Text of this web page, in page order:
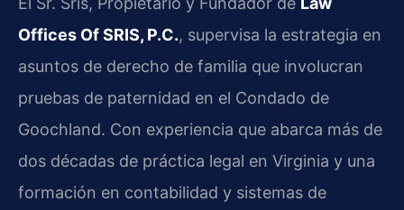
Offices Of SRIS, P.C., supervisa la estrategia en
asuntos de derecho de familia que involucran
pruebas de paternidad en el Condado de
Goochland. Con experiencia que abarca más de
dos décadas de práctica legal en Virginia y una
formación en contabilidad y sistemas de